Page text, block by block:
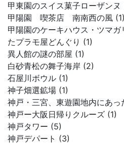
甲東園のスイス菓子ローザンヌ
甲陽園 喫茶店 南南西の風 (1)
甲陽園のケーキハウス・ツマ
たプラモ屋どんぐり (1)
異人館の謎の部屋 (1)
白砂青松の舞子海岸 (2)
石屋川ボウル (1)
神子畑選鉱場 (1)
神戸・三宮、東遊園地内にあっ
神戸ー大阪日帰りクルーズ (1)
神戸タワー (5)
神戸デパート (3)